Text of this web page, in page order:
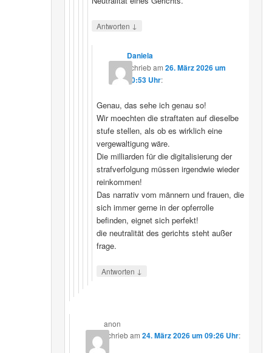
Antworten ↓
Daniela
schriebam 26. März 2026 um
10:53 Uhr:
Genau, das sehe ich genau so!
Wir moechten die straftaten auf dieselbe
stufe stellen, als ob es wirklich eine
vergewaltigung wäre.
Die milliarden für die digitalisierung der
strafverfolgung müssen irgendwie wieder
reinkommen!
Das narrativ vom männern und frauen, die
sich immer gerne in der opferrolle
befinden, eignet sich perfekt!
die neutralität des gerichts steht außer
frage.
Antworten ↓
anon
schriebam24. März 2026 um 09:26 Uhr: